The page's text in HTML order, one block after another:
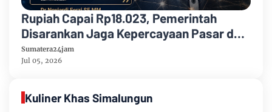
Rupiah Capai Rp18.023, Pemerintah
Disarankan Jaga Kepercayaan Pasar dan
Perkuat Mesin Penghasil Devisa
Sumatera24jam
Jul 05, 2026
Kuliner Khas Simalungun